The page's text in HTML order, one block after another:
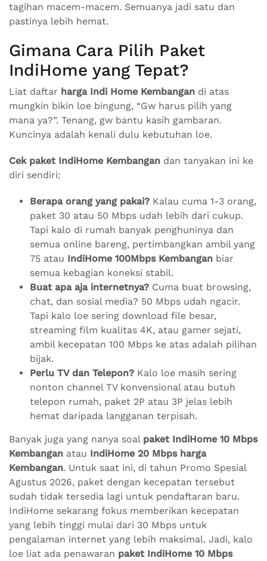
tagihan macem-macem. Semuanya jadi satu dan
pastinya lebih hemat.
Gimana Cara Pilih Paket
IndiHome yang Tepat?
Liat daftar harga Indi Home Kembangan di atas
mungkin bikin loe bingung, “Gw harus pilih yang
mana ya?”. Tenang, gw bantu kasih gambaran.
Kuncinya adalah kenali dulu kebutuhan loe.
Cek paket IndiHome Kembangan dan tanyakan ini ke
diri sendiri:
Berapa orang yang pakai? Kalau cuma 1-3 orang,
paket 30 atau 50 Mbps udah lebih dari cukup.
Tapi kalo di rumah banyak penghuninya dan
semua online bareng, pertimbangkan ambil yang
75 atau IndiHome 100Mbps Kembangan biar
semua kebagian koneksi stabil.
Buat apa aja internetnya? Cuma buat browsing,
chat, dan sosial media? 50 Mbps udah ngacir.
Tapi kalo loe sering download file besar,
streaming film kualitas 4K, atau gamer sejati,
ambil kecepatan 100 Mbps ke atas adalah pilihan
bijak.
Perlu TV dan Telepon? Kalo loe masih sering
nonton channel TV konvensional atau butuh
telepon rumah, paket 2P atau 3P jelas lebih
hemat daripada langganan terpisah.
Banyak juga yang nanya soal paket IndiHome 10 Mbps
Kembangan atau IndiHome 20 Mbps harga
Kembangan. Untuk saat ini, di tahun Promo Spesial
Agustus 2026, paket dengan kecepatan tersebut
sudah tidak tersedia lagi untuk pendaftaran baru.
IndiHome sekarang fokus memberikan kecepatan
yang lebih tinggi mulai dari 30 Mbps untuk
pengalaman internet yang lebih maksimal. Jadi, kalo
loe liat ada penawaran paket IndiHome 10 Mbps